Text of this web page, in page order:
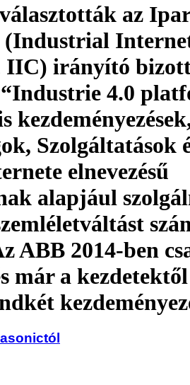
az
(Industrial
IIC) irányító
4.0
Szolgáltatások
elnevezésű
alapjául
ABB 2014-ben
már a